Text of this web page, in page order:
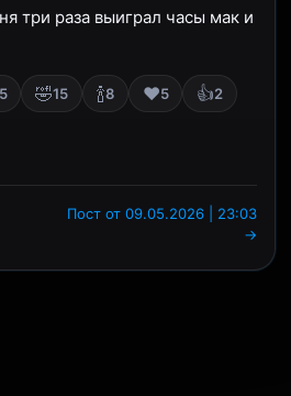
три раза выиграл часы мак и
🤣15 🍾8 ❤️5 👍2
Пост от 09.05.2026 | 23:03
→